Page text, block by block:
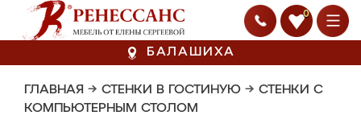
0
БАЛАШИХА
ГЛАВНАЯ → СТЕНКИ В ГОСТИНУЮ → СТЕНКИ С
КОМПЬЮТЕРНЫМ СТОЛОМ